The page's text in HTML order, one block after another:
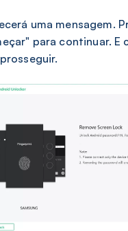
uma mensagem.
para continuar. E